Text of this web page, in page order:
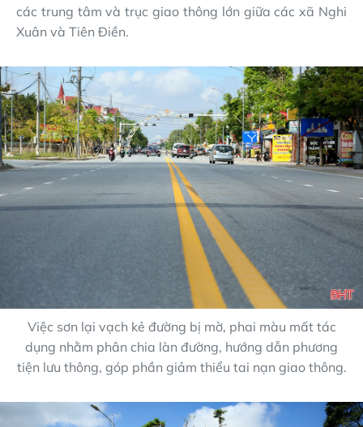
các trung tâm và trục giao thông lớn giữa các xã Nghi
Xuân và Tiên Điền.
Việc sơn lại vạch kẻ đường bị mờ, phai màu mất tác
dụng nhằm phân chia làn đường, hướng dẫn phương
tiện lưu thông, góp phần giảm thiểu tai nạn giao thông.